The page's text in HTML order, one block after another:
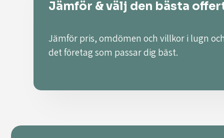
Jämför & välj den bästa
Jämför pris, omdömen och villkor i lugn
det företag som passar dig bäst.